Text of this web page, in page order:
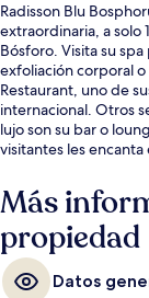
Radisson Blu
extraordinaria, a solo
Bósforo. Visita su
exfoliación corporal
Restaurant, uno de
internacional. Otros
lujo son su bar o
visitantes les
Más
propiedad
Datos